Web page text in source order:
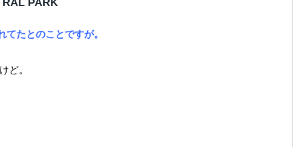
PARK
てたとのことですが。
ど。